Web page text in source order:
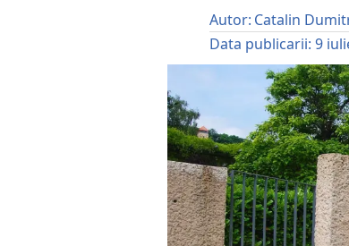
Autor: Catalin
Data publicarii: 9